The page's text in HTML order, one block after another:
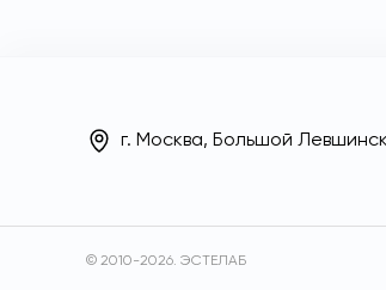
г. Москва, Большой
© 2010-2026. ЭСТЕЛАБ